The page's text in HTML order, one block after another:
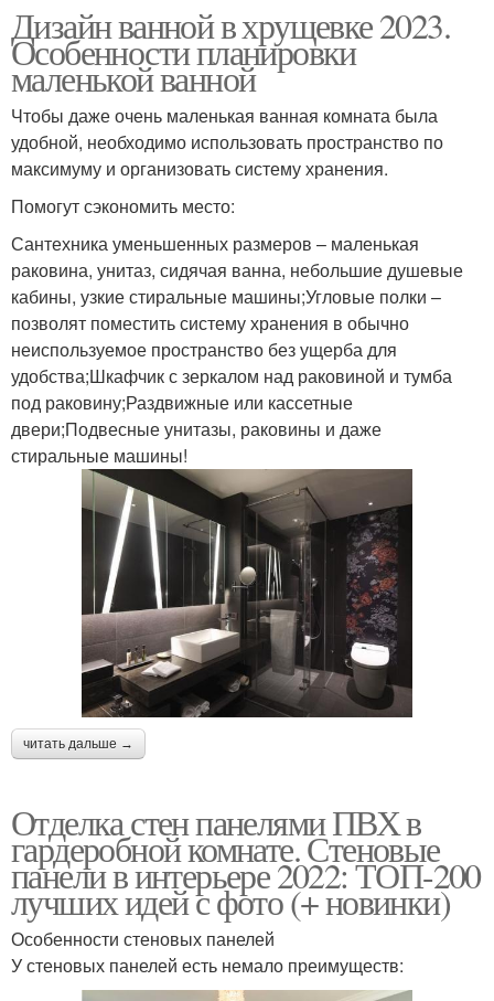
Дизайн ванной в хрущевке 2023.
Особенности планировки
маленькой ванной
Чтобы даже очень маленькая ванная комната была
удобной, необходимо использовать пространство по
максимуму и организовать систему хранения.
Помогут сэкономить место:
Сантехника уменьшенных размеров – маленькая
раковина, унитаз, сидячая ванна, небольшие душевые
кабины, узкие стиральные машины;Угловые полки –
позволят поместить систему хранения в обычно
неиспользуемое пространство без ущерба для
удобства;Шкафчик с зеркалом над раковиной и тумба
под раковину;Раздвижные или кассетные
двери;Подвесные унитазы, раковины и даже
стиральные машины!
читать дальше →
Отделка стен панелями ПВХ в
гардеробной комнате. Стеновые
панели в интерьере 2022: ТОП-200
лучших идей с фото (+ новинки)
Особенности стеновых панелей
У стеновых панелей есть немало преимуществ: